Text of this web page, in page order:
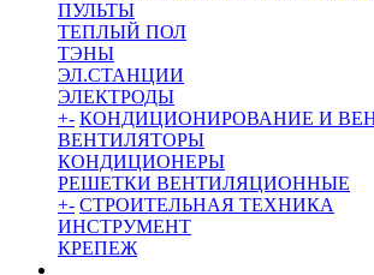
ПУЛЬТЫ
ТЕПЛЫЙ ПОЛ
ТЭНЫ
ЭЛ.СТАНЦИИ
ЭЛЕКТРОДЫ
+- КОНДИЦИОНИРОВАНИЕ И
ВЕНТИЛЯТОРЫ
КОНДИЦИОНЕРЫ
РЕШЕТКИ ВЕНТИЛЯЦИОННЫЕ
+- СТРОИТЕЛЬНАЯ ТЕХНИКА
ИНСТРУМЕНТ
КРЕПЕЖ